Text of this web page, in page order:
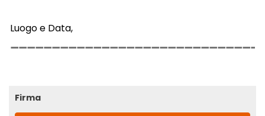
Luogo e Data,
Firma